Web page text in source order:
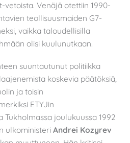
vetoista. Venäjä otettiin 1990-
teollisuusmaiden G7-
vaikka taloudellisilla
olisi kuulunutkaan.
suuntautunut politiikka
koskevia päätöksiä,
ja toisin
ETYJin
Tukholmassa joulukuussa 1992
ulkoministeri Andrei Kozyrev